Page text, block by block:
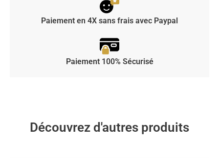
Paiement en 4X sans frais avec Paypal
Paiement 100% Sécurisé
Découvrez d'autres produits